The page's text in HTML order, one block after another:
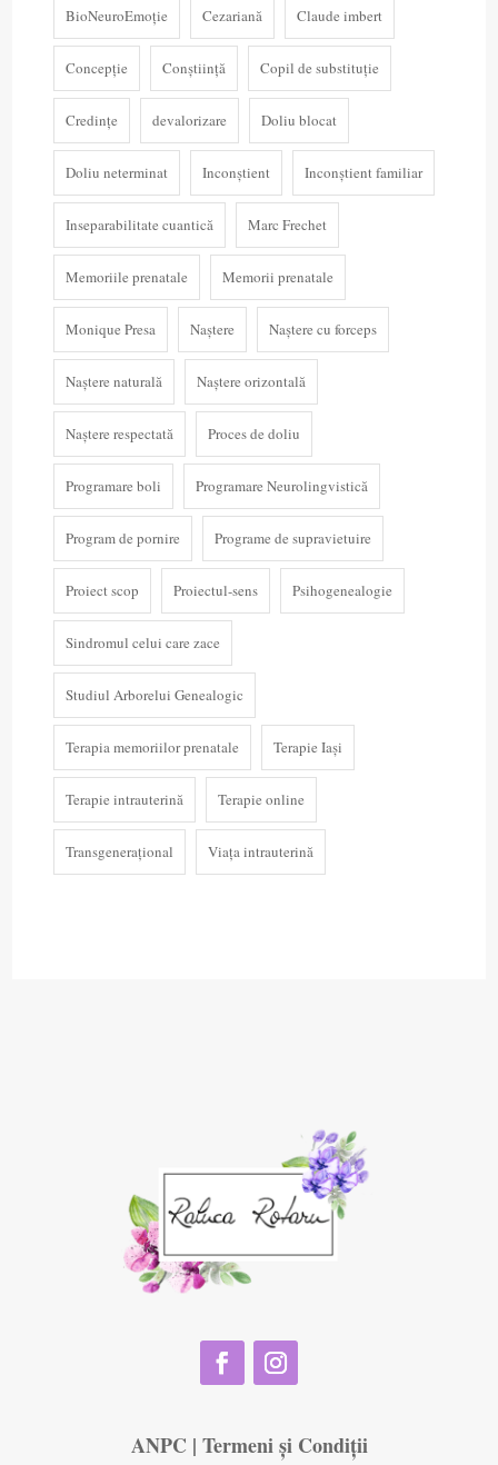
BioNeuroEmoție Cezariană Claude imbert
Concepție Conștiință Copil de substituție
Credințe devalorizare Doliu blocat
Doliu neterminat Inconștient Inconștient familiar
Inseparabilitate cuantică Marc Frechet
Memoriile prenatale Memorii prenatale
Monique Presa Naștere Naștere cu forceps
Naștere naturală Naștere orizontală
Naștere respectată Proces de doliu
Programare boli Programare Neurolingvistică
Program de pornire Programe de supravietuire
Proiect scop Proiectul-sens Psihogenealogie
Sindromul celui care zace
Studiul Arborelui Genealogic
Terapia memoriilor prenatale Terapie Iași
Terapie intrauterină Terapie online
Transgenerațional Viața intrauterină
ANPC | Termeni și Condiții